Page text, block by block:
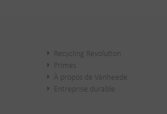
Recycling Revolution
Primes
À propos de Vanheede
Entreprise durable